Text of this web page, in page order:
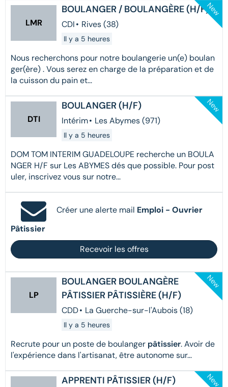
LMR
BOULANGER / BOULANGÈRE (H/F)
CDI• Rives (38)
Il y a 5 heures
Nous recherchons pour notre boulangerie un(e) boulan
ger(ère) . Vous serez en charge de la préparation et de
la cuisson du pain et...
New
DTI
BOULANGER (H/F)
Intérim• Les Abymes (971)
Il y a 5 heures
DOM TOM INTERIM GUADELOUPE recherche un BOULA
NGER H/F sur Les ABYMES dés que possible. Pour post
uler, inscrivez vous sur notre...
New
Créer une alerte mail Emploi - Ouvrier
Pâtissier
Recevoir les offres
LP
BOULANGER BOULANGÈRE
PÂTISSIER PÂTISSIÈRE (H/F)
CDD• La Guerche-sur-l'Aubois (18)
Il y a 5 heures
Recrute pour un poste de boulanger pâtissier. Avoir de
l'expérience dans l'artisanat, être autonome sur...
New
APPRENTI PÂTISSIER (H/F) New